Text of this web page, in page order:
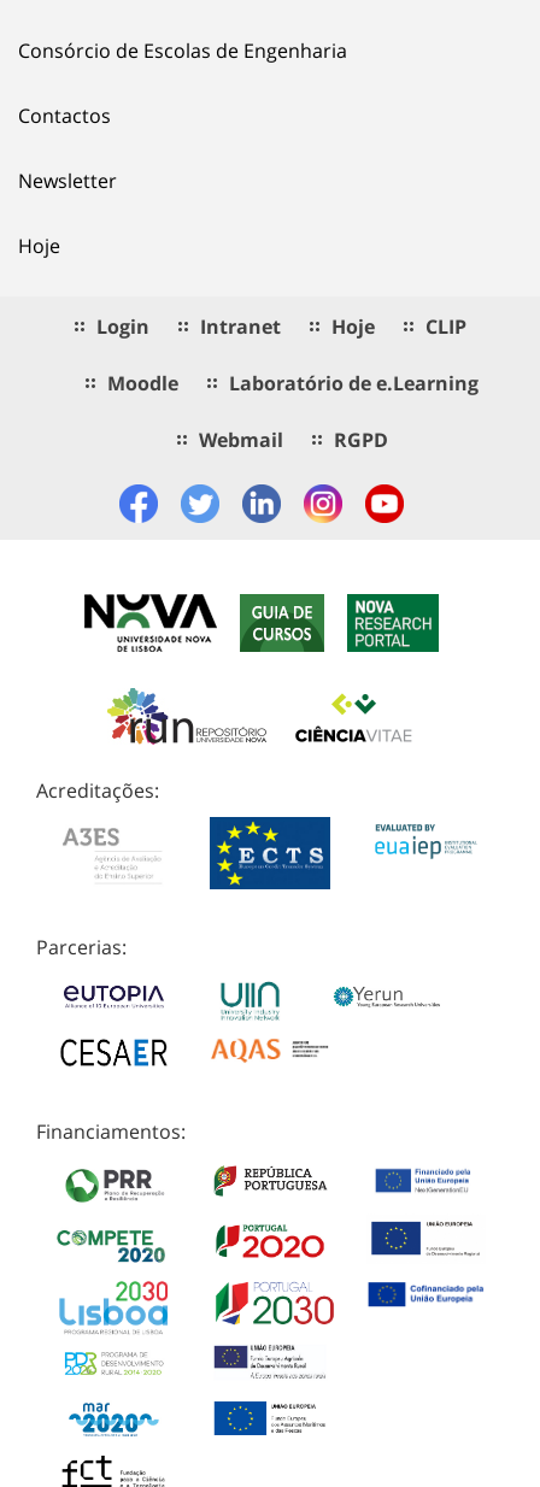
Consórcio de Escolas de Engenharia
Contactos
Newsletter
Hoje
Login Intranet Hoje CLIP
Moodle Laboratório de e.Learning
Webmail RGPD
Acreditações:
Parcerias:
Financiamentos: